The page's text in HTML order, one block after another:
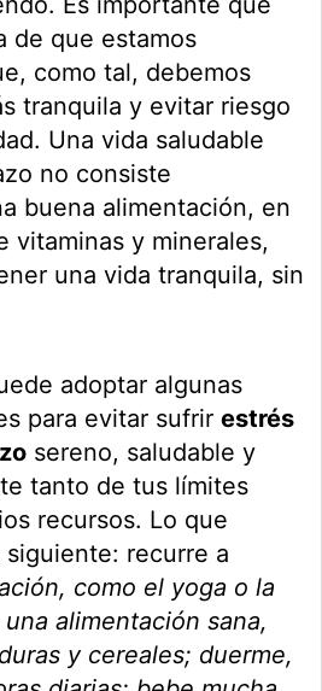
de que estamos
como tal, debemos
tranquila y evitar riesgo
Una vida saludable
no consiste
buena alimentación, en
vitaminas y minerales,
una vida tranquila, sin
adoptar algunas
para evitar sufrirestrés
sereno, saludable y
tanto de tus límites
recursos. Lo que
recurre a
como el yoga o la
alimentación sana,
y cereales; duerme,